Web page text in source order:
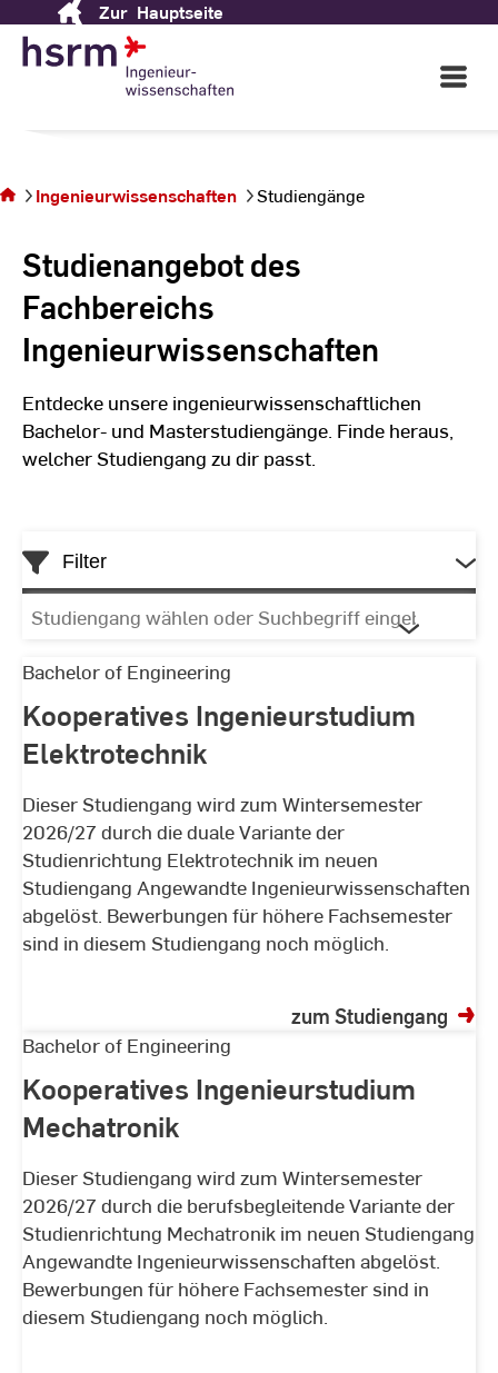
Content
Zur Hauptseite
Open
Main
Wir sehen uns auf dem Campus
sich auf der
SeiteIngenieurwissenschaften Studiengänge
Studienangebot des
Fachbereichs
Ingenieurwissenschaften
Entdecke unsere ingenieurwissenschaftlichen
Bachelor- und Masterstudiengänge. Finde heraus,
welcher Studiengang zu dir passt.
Filter
Studiengang
oder
eingeben
Liste
der
Studiengänge
Kooperatives
Elektrotechnik
Bachelor of Engineering
Kooperatives Ingenieurstudium
Elektrotechnik
Dieser Studiengang wird zum Wintersemester
2026/27 durch die duale Variante der
Studienrichtung Elektrotechnik im neuen
Studiengang Angewandte Ingenieurwissenschaften
abgelöst. Bewerbungen für höhere Fachsemester
sind in diesem Studiengang noch möglich.
zum Studiengang
Kooperatives
Mechatronik
Bachelor of Engineering
Kooperatives Ingenieurstudium
Mechatronik
Dieser Studiengang wird zum Wintersemester
2026/27 durch die berufsbegleitende Variante der
Studienrichtung Mechatronik im neuen Studiengang
Angewandte Ingenieurwissenschaften abgelöst.
Bewerbungen für höhere Fachsemester sind in
diesem Studiengang noch möglich.